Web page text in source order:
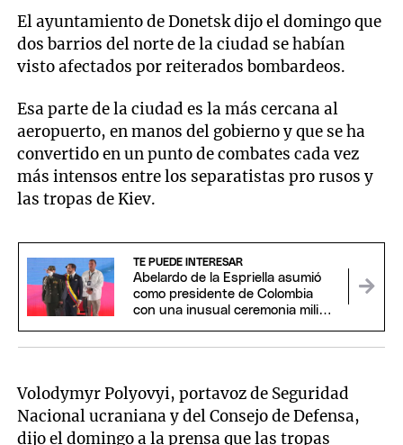
El ayuntamiento de Donetsk dijo el domingo que
dos barrios del norte de la ciudad se habían
visto afectados por reiterados bombardeos.
Esa parte de la ciudad es la más cercana al
aeropuerto, en manos del gobierno y que se ha
convertido en un punto de combates cada vez
más intensos entre los separatistas pro rusos y
las tropas de Kiev.
TE PUEDE INTERESAR
Abelardo de la Espriella asumió
como presidente de Colombia
con una inusual ceremonia militar
Volodymyr Polyovyi, portavoz de Seguridad
Nacional ucraniana y del Consejo de Defensa,
dijo el domingo a la prensa que las tropas